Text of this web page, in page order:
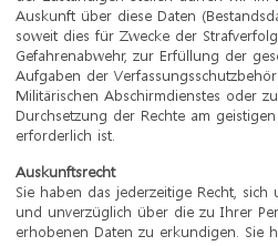
Auskunft über diese Daten
soweit dies für Zwecke der
Gefahrenabwehr, zur Erfüllung der
Aufgaben der
Militärischen Abschirmdienstes oder
Durchsetzung der Rechte am
erforderlich ist.
Auskunftsrecht
Sie haben das jederzeitige Recht, sich
und unverzüglich über die zu Ihrer
erhobenen Daten zu erkundigen. Sie